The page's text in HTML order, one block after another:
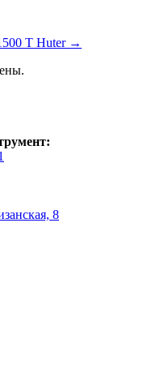
Т Huter →
8